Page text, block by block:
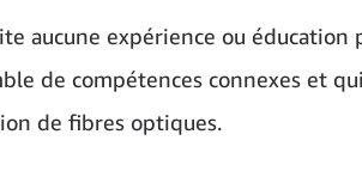
aucune expérience ou
de compétences connexes et
de fibres optiques.